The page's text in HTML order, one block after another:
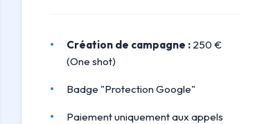
Création de campagne : 250 €
(One shot)
Badge "Protection Google"
Paiement uniquement aux appels